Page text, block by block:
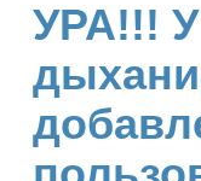
УРА!!! У